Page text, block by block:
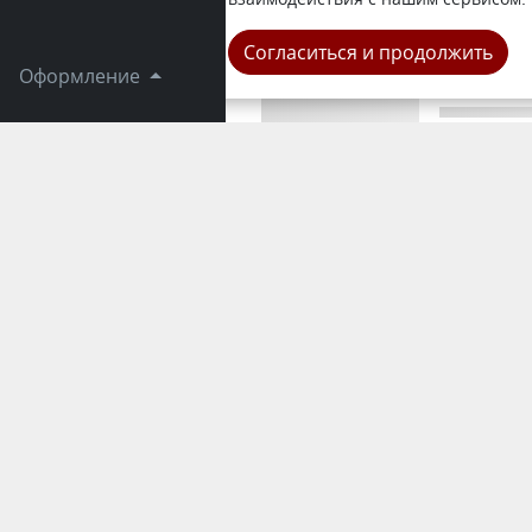
Оформление
Область
Согласиться и продолжить